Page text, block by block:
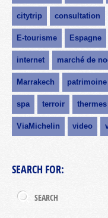
citytrip consultation
E-tourisme Espagne
internet marché de
Marrakech patrimoine
spa terroir thermes
ViaMichelin video
SEARCH FOR: